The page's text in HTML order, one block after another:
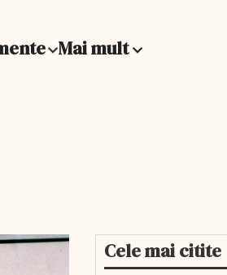
Mai mult
Cele mai citite